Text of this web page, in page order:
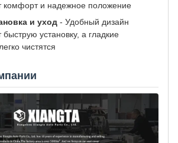
комфорт и надежное положение
и уход - Удобный дизайн
быструю установку, а гладкие
чистятся